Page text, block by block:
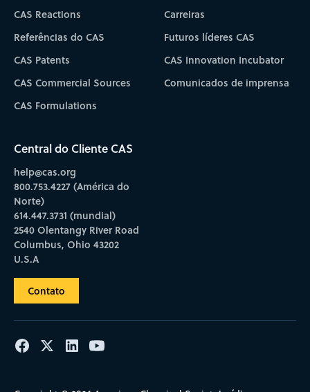
CAS Reactions
Referências do CAS
CAS Patents
CAS Commercial Sources
CAS Formulations
Carreiras
Futuros líderes CAS
CAS Innovation Incubator
Comunicados de imprensa
Central do Cliente CAS
help@cas.org
800.753.4227 (América do
Norte)
614.447.3731 (mundial)
2540 Olentangy River Road
Columbus, Ohio 43202
U.S.A
Contato